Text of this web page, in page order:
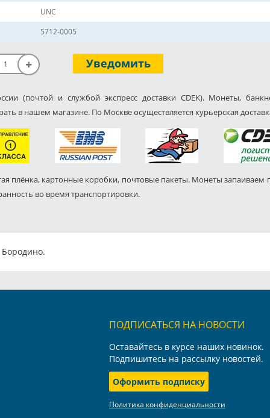
UNC
5712-0005
Уведомить
(почтой и службой экспресс доставки CDEK). Монеты,
в нашем магазине. По Москве осуществляется курьерская
плёнка, картонные коробки, почтовые пакеты. Монеты запаиваем
во время транспортировки.
ПОДПИСАТЬСЯ НА НОВОСТИ
Оставайтесь в курсе наших новинок.
Подпишитесь на рассылку новостей.
Оформить подписку
Политика конфиденциальности